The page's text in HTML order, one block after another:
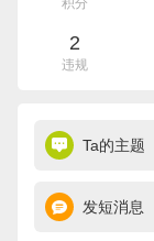
积分
2
违规
Ta的主题
发短消息